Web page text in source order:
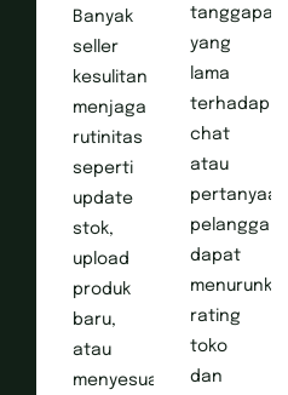
Banyak
seller
kesulitan
menjaga
rutinitas
seperti
update
stok,
upload
produk
baru,
atau
menyesuaikan
tanggapan
yang
lama
terhadap
chat
atau
pertanyaan
pelanggan
dapat
menurunkan
rating
toko
dan